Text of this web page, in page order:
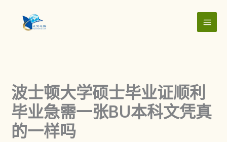
content
波士顿大学硕士毕业证顺利
毕业急需一张BU本科文凭真
的一样吗